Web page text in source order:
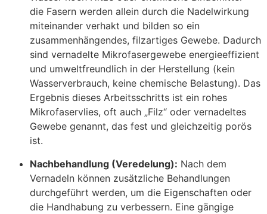
die Fasern werden allein durch die Nadelwirkung
miteinander verhakt und bilden so ein
zusammenhängendes, filzartiges Gewebe. Dadurch
sind vernadelte Mikrofasergewebe energieeffizient
und umweltfreundlich in der Herstellung (kein
Wasserverbrauch, keine chemische Belastung). Das
Ergebnis dieses Arbeitsschritts ist ein rohes
Mikrofaservlies, oft auch „Filz“ oder vernadeltes
Gewebe genannt, das fest und gleichzeitig porös
ist.
Nachbehandlung (Veredelung): Nach dem
Vernadeln können zusätzliche Behandlungen
durchgeführt werden, um die Eigenschaften oder
die Handhabung zu verbessern. Eine gängige